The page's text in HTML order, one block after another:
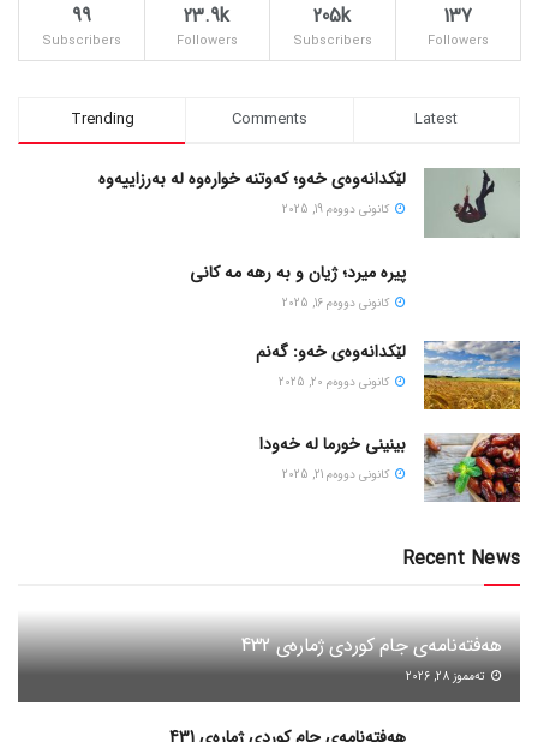
137
Followers
205k
Subscribers
23.9k
Followers
99
Subscribers
Trending Comments Latest
لێکدانەوەی خەو؛ کەوتنە خوارەوە لە بەرزاییەوە
كانونی دووه‌م 19, 2025
پیره میرد؛ ژیان و به رهه مه کانی
كانونی دووه‌م 16, 2025
لێکدانەوەی خەو: گەنم
كانونی دووه‌م 20, 2025
بینینی خورما لە خەودا
كانونی دووه‌م 21, 2025
Recent News
هەفتەنامەی جام کوردی ژمارەی 432
ته‌مموز 28, 2026